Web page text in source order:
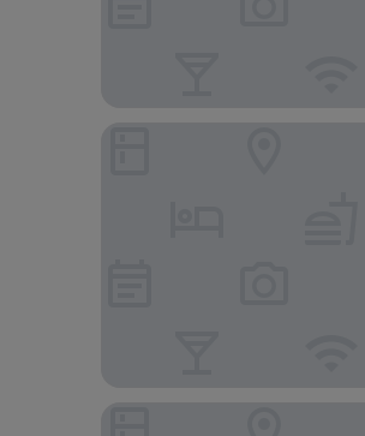
Hampton Inn Oakland